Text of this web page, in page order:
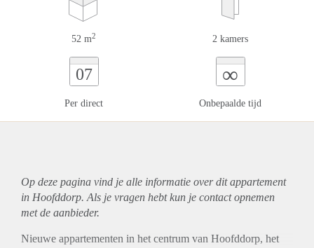
52 m2 2 kamers
07
Per direct
∞
Onbepaalde tijd
Op deze pagina vind je alle informatie over ditappartement
in Hoofddorp. Als je vragen hebt kun je contact opnemen
met de aanbieder.
Nieuwe appartementen in het centrum van Hoofddorp, het